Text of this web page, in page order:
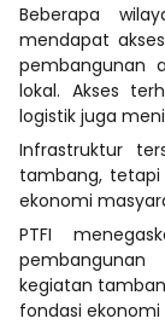
Beberapa
mendapat
pembangunan
lokal. Akses
logistik juga
Infrastruktur
tambang,
ekonomi
PTFI
kegiatan
fondasi